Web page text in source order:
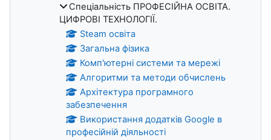
Спеціальність ПРОФЕСІЙНА ОСВІТА.
ЦИФРОВІ ТЕХНОЛОГІЇ.
Steam освіта
Загальна фізика
Комп'ютерні системи та мережі
Алгоритми та методи обчислень
Архітектура програмного
забезпечення
Використання додатків Google в
професійній діяльності